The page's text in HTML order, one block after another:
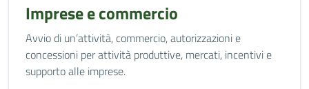
Imprese e commercio
Avvio di un’attività, commercio, autorizzazioni e
concessioni per attività produttive, mercati, incentivi e
supporto alle imprese.